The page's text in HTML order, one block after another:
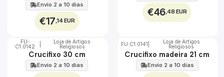
Envio 2 a 10 dias
€17,14 EUR
€46,48 EUR
🇵🇹
100%
FU-
C1.0142
Loja de Artigos
Religiosos
Crucifixo 30 cm
Envio 2 a 10 dias
🇵🇹
100%
FU.C1.0141 Loja de Artigos
Religiosos
Crucifixo madeira 21 cm
Envio 2 a 10 dias